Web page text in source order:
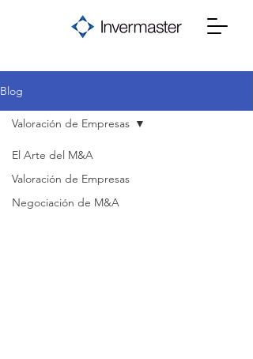
Blog
El Arte del M&A
Valoración de Empresas
Negociación de M&A
Valoración de Empresas